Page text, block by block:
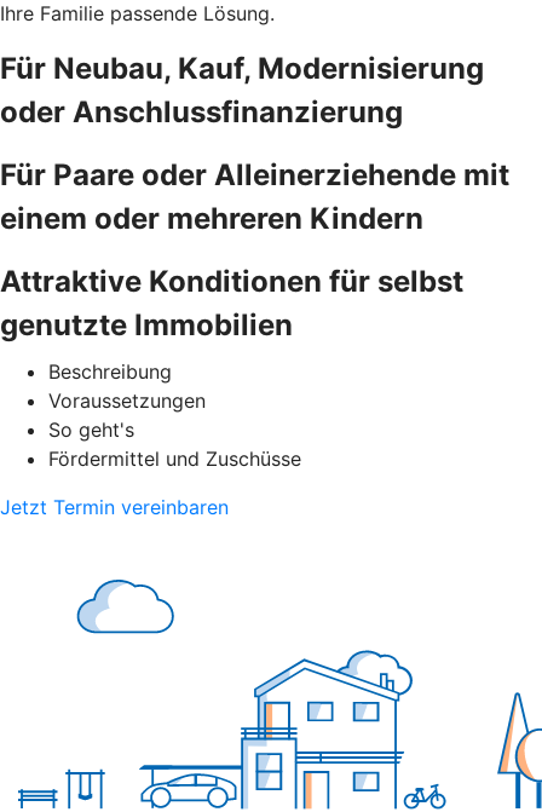
Ihre Familie passende Lösung.
Für Neubau, Kauf, Modernisierung
oder Anschlussfinanzierung
Für Paare oder Alleinerziehende mit
einem oder mehreren Kindern
Attraktive Konditionen für selbst
genutzte Immobilien
Beschreibung
Voraussetzungen
So geht's
Fördermittel und Zuschüsse
Jetzt Termin vereinbaren